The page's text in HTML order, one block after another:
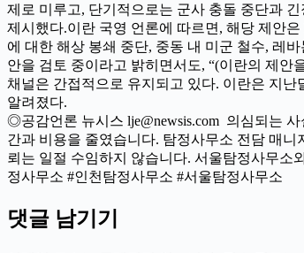
제로 미루고, 단기적으로는 군사 충돌 중단과
제시했다.이란 국영 언론에 따르면, 해당 제안
에 대한 해상 봉쇄 중단, 중동 내 미군 철수, 레
안을 검토 중이라고 밝히면서도, “(이란의 제안
채널은 간접적으로 유지되고 있다. 이란은 지
알려졌다.
◎공감언론 뉴시스 lje@newsis.com 의심되는
간과 비용을 줄였습니다. 탐정사무소 전담 매니
뢰는 일절 수임하지 않습니다. 서울탐정사무소
정사무소 #인천탐정사무소 #서울탐정사무소
댓글 남기기